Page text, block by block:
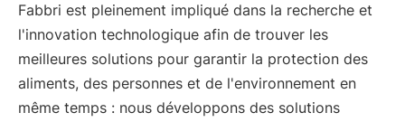
Fabbri est pleinement impliqué dans la recherche et
l'innovation technologique afin de trouver les
meilleures solutions pour garantir la protection des
aliments, des personnes et de l'environnement en
même temps : nous développons des solutions